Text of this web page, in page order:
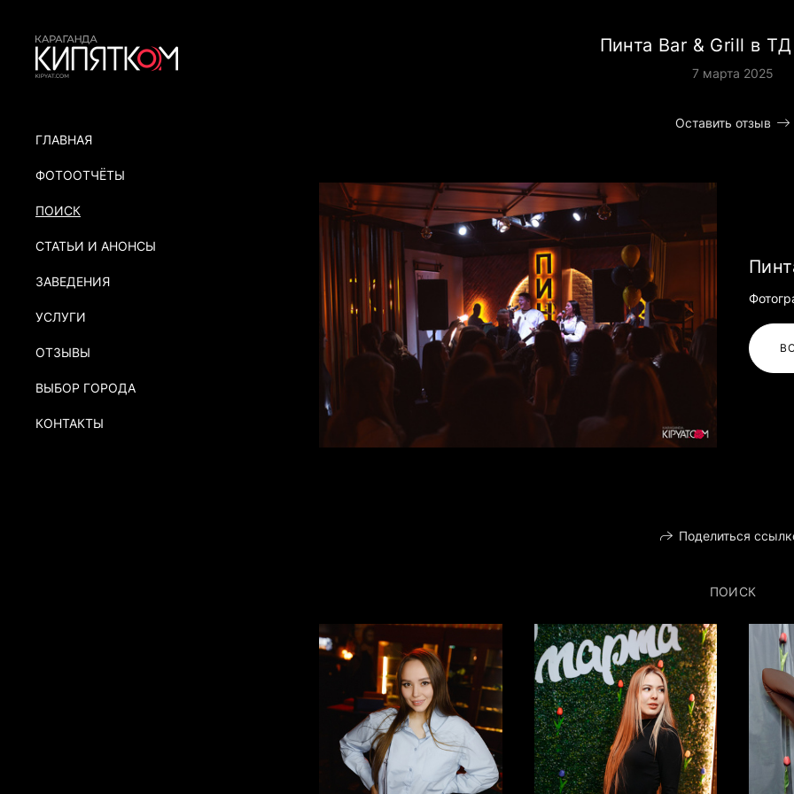
ГЛАВНАЯ
ФОТООТЧЁТЫ
ПОИСК
СТАТЬИ И АНОНСЫ
ЗАВЕДЕНИЯ
УСЛУГИ
ОТЗЫВЫ
ВЫБОР ГОРОДА
КОНТАКТЫ
Пинта Bar & Grill в
7 марта 2025
Оставить отзыв
Поделиться
ПОИСК